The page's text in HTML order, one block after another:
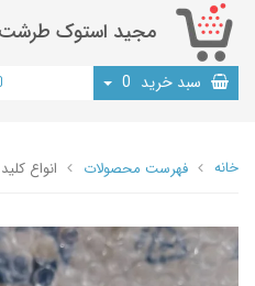
مجید استوک طرشت
سبد خرید 0
خانه فهرست محصولات انواع